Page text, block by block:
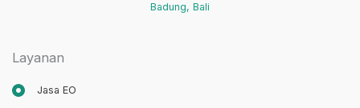
Badung, Bali
Layanan
Jasa EO